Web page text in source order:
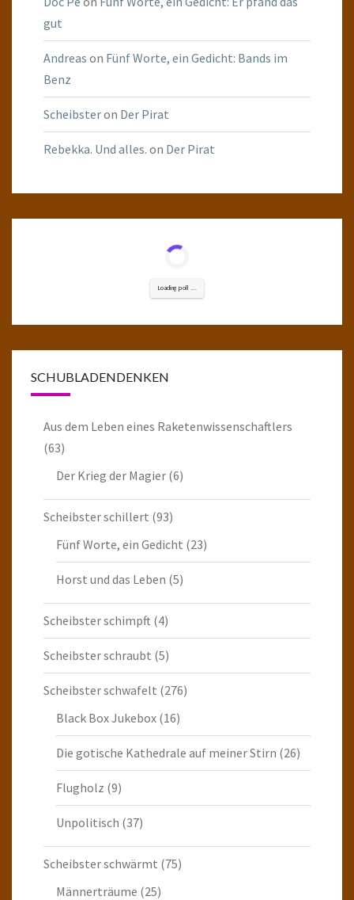
gut
Andreas on Fünf Worte, ein Gedicht: Bands im
Benz
Scheibsteron Der Pirat
Rebekka. Und alles. on Der Pirat
Loading poll ...
SCHUBLADENDENKEN
Aus dem Leben eines Raketenwissenschaftlers
(63)
Der Krieg der Magier (6)
Scheibster schillert (93)
Fünf Worte, ein Gedicht (23)
Horst und das Leben (5)
Scheibster schimpft (4)
Scheibster schraubt (5)
Scheibster schwafelt (276)
Black Box Jukebox (16)
Die gotische Kathedrale auf meiner Stirn (26)
Flugholz (9)
Unpolitisch (37)
Scheibster schwärmt (75)
Männerträume (25)